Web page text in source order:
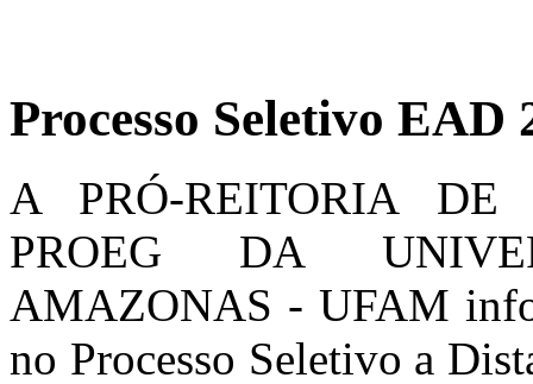
Processo Seletivo EAD
A PRÓ-REITORIA DE
PROEG DA
AMAZONAS - UFAM
no Processo Seletivo a